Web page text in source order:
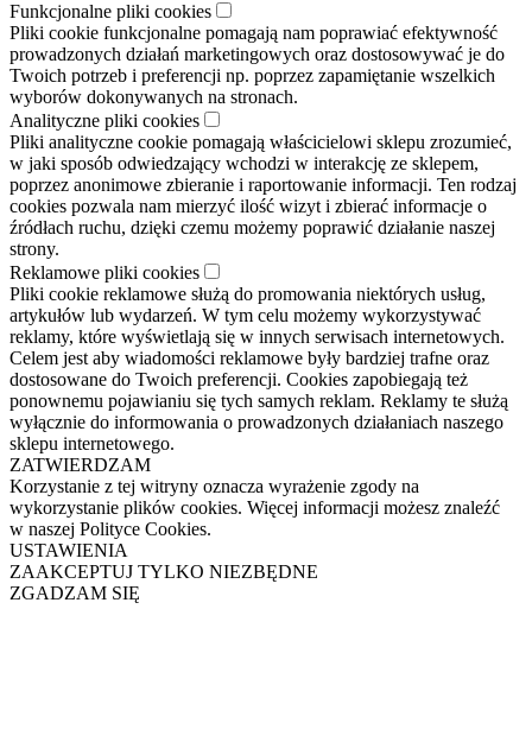
Funkcjonalne pliki cookies
Pliki cookie funkcjonalne pomagają nam poprawiać efektywność
prowadzonych działań marketingowych oraz dostosowywać je do
Twoich potrzeb i preferencji np. poprzez zapamiętanie wszelkich
wyborów dokonywanych na stronach.
Analityczne pliki cookies
Pliki analityczne cookie pomagają właścicielowi sklepu zrozumieć,
w jaki sposób odwiedzający wchodzi w interakcję ze sklepem,
poprzez anonimowe zbieranie i raportowanie informacji. Ten rodzaj
cookies pozwala nam mierzyć ilość wizyt i zbierać informacje o
źródłach ruchu, dzięki czemu możemy poprawić działanie naszej
strony.
Reklamowe pliki cookies
Pliki cookie reklamowe służą do promowania niektórych usług,
artykułów lub wydarzeń. W tym celu możemy wykorzystywać
reklamy, które wyświetlają się w innych serwisach internetowych.
Celem jest aby wiadomości reklamowe były bardziej trafne oraz
dostosowane do Twoich preferencji. Cookies zapobiegają też
ponownemu pojawianiu się tych samych reklam. Reklamy te służą
wyłącznie do informowania o prowadzonych działaniach naszego
sklepu internetowego.
ZATWIERDZAM
Korzystanie z tej witryny oznacza wyrażenie zgody na
wykorzystanie plików cookies. Więcej informacji możesz znaleźć
w naszej Polityce Cookies.
USTAWIENIA
ZAAKCEPTUJ TYLKO NIEZBĘDNE
ZGADZAM SIĘ